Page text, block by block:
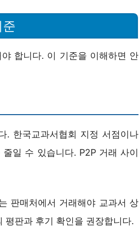
합니다. 이 기준을 이해하면 안
. 한국교과서협회 지정 서점이나
일 수 있습니다. P2P 거래 사이
판매처에서 거래해야 교과서 상
평판과 후기 확인을 권장합니다.